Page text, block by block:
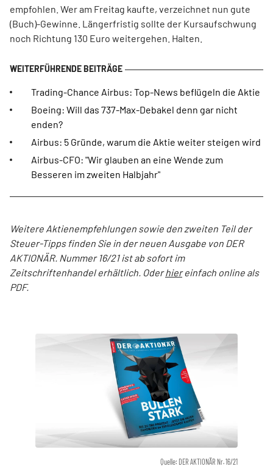
empfohlen. Wer am Freitag kaufte, verzeichnet nun gute
(Buch)-Gewinne. Längerfristig sollte der Kursaufschwung
noch Richtung 130 Euro weitergehen. Halten.
Trading-Chance Airbus: Top-News beflügeln die Aktie
Boeing: Will das 737-Max-Debakel denn gar nicht
enden?
Airbus: 5 Gründe, warum die Aktie weiter steigen wird
Airbus-CFO: "Wir glauben an eine Wende zum
Besseren im zweiten Halbjahr"
Weitere Aktienempfehlungen sowie den zweiten Teil der
Steuer-Tipps finden Sie in der neuen Ausgabe von DER
AKTIONÄR. Nummer 16/21 ist ab sofort im
Zeitschriftenhandel erhältlich. Oderhiereinfach online als
PDF.
Quelle: DER AKTIONÄR Nr. 16/21